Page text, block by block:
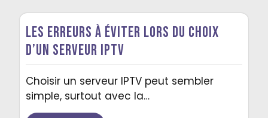
Les erreurs à éviter lors du choix
d’un serveur IPTV
Choisir un serveur IPTV peut sembler
simple, surtout avec la…